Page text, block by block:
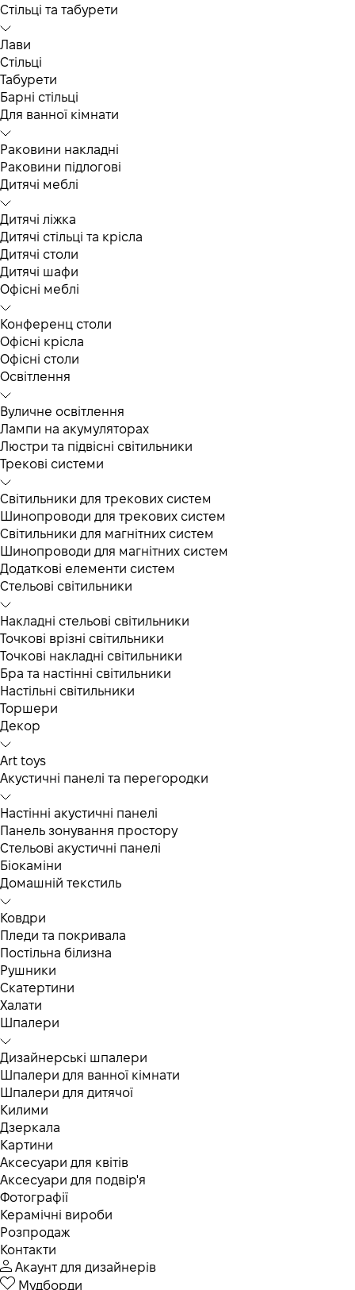
Стільці та табурети
Лави
Стільці
Табурети
Барні стільці
Для ванної кімнати
Раковини накладні
Раковини підлогові
Дитячі меблі
Дитячі ліжка
Дитячі стільці та крісла
Дитячі столи
Дитячі шафи
Офісні меблі
Конференц столи
Офісні крісла
Офісні столи
Освітлення
Вуличне освітлення
Лампи на акумуляторах
Люстри та підвісні світильники
Трекові системи
Світильники для трекових систем
Шинопроводи для трекових систем
Світильники для магнітних систем
Шинопроводи для магнітних систем
Додаткові елементи систем
Cтельові світильники
Накладні стельові світильники
Точкові врізні світильники
Точкові накладні світильники
Бра та настінні світильники
Настільні світильники
Торшери
Декор
Art toys
Акустичні панелі та перегородки
Настінні акустичні панелі
Панель зонування простору
Стельові акустичні панелі
Біокаміни
Домашній текстиль
Ковдри
Пледи та покривала
Постільна білизна
Рушники
Скатертини
Халати
Шпалери
Дизайнерські шпалери
Шпалери для ванної кімнати
Шпалери для дитячої
Килими
Дзеркала
Картини
Аксесуари для квітів
Аксесуари для подвір'я
Фотографії
Керамічні вироби
Розпродаж
Контакти
Акаунт для дизайнерів
Мудборди